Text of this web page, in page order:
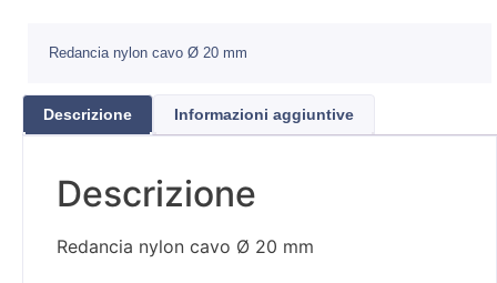
Redancia nylon cavo Ø 20 mm
Descrizione Informazioni aggiuntive
Descrizione
Redancia nylon cavo Ø 20 mm